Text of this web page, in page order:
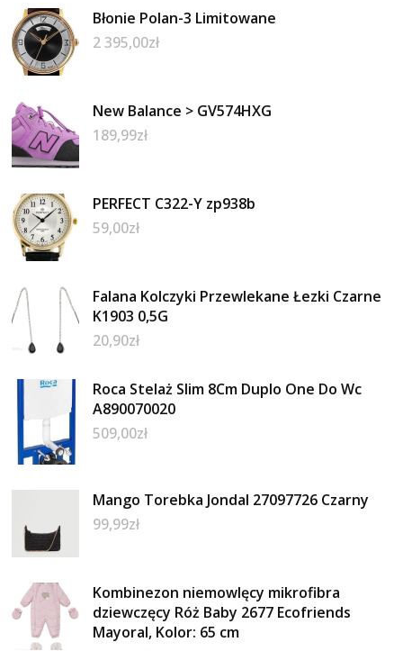
Błonie Polan-3 Limitowane
2 395,00zł
New Balance > GV574HXG
189,99zł
PERFECT C322-Y zp938b
59,00zł
Falana Kolczyki Przewlekane Łezki Czarne
K1903 0,5G
20,90zł
Roca Stelaż Slim 8Cm Duplo One Do Wc
A890070020
509,00zł
Mango Torebka Jondal 27097726 Czarny
99,99zł
Kombinezon niemowlęcy mikrofibra
dziewczęcy Róż Baby 2677 Ecofriends
Mayoral, Kolor: 65 cm